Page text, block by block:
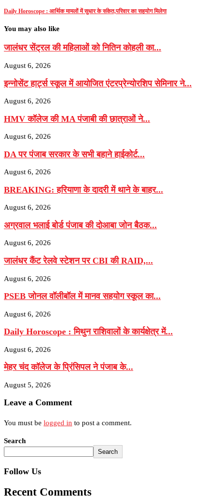
Daily Horoscope : आर्थिक मामलों में सुधार के संकेत,परिवार का सहयोग मिलेगा
You may also like
जालंधर सेंट्रल की महिलाओं को नितिन कोहली का...
August 6, 2026
इन्नोसेंट हार्ट्स स्कूल में आयोजित एंटरप्रेन्योरशिप सेमिनार ने...
August 6, 2026
HMV कॉलेज की MA पंजाबी की छात्राओं ने...
August 6, 2026
DA पर पंजाब सरकार के सभी बहाने हाईकोर्ट...
August 6, 2026
BREAKING: हरियाणा के दादरी में थाने के बाहर...
August 6, 2026
अग्रवाल भलाई बोर्ड पंजाब की दोआबा जोन बैठक...
August 6, 2026
जालंधर कैंट रेलवे स्टेशन पर CBI की RAID,...
August 6, 2026
PSEB जोनल वॉलीबॉल में मानव सहयोग स्कूल का...
August 6, 2026
Daily Horoscope : मिथुन राशिवालों के कार्यक्षेत्र में...
August 6, 2026
मेहर चंद कॉलेज के प्रिंसिपल ने पंजाब के...
August 5, 2026
Leave a Comment
You must be logged in to post a comment.
Search
Search
Follow Us
Recent Comments